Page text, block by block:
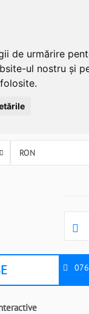
de urmărire
ul nostru și